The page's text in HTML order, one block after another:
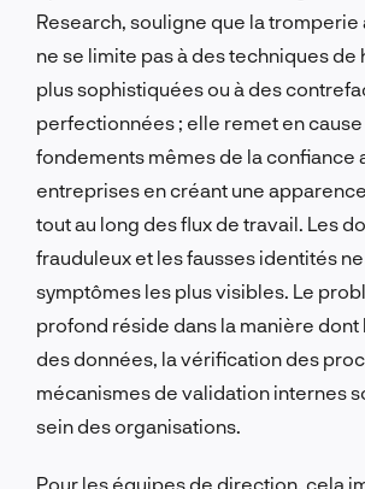
Research, souligne que la tromperie
ne se limite pas à des techniques de
plus sophistiquées ou à des
perfectionnées ; elle remet en
fondements mêmes de la confiance
entreprises en créant une
tout au long des flux de travail. Les
frauduleux et les fausses identités
symptômes les plus visibles. Le
profond réside dans la manière dont
des données, la vérification des
mécanismes de validation internes
sein des organisations.
Pour les équipes de direction, cela